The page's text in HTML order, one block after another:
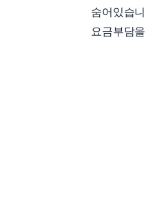
숨어있습
요금부담